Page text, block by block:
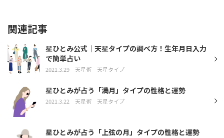
関連記事
星ひとみ公式｜天星タイプの調べ方！生年月日入力
で簡単占い
2021.3.29 天星術 天星タイプ
星ひとみが占う「満月」タイプの性格と運勢
2021.3.22 天星術 天星タイプ
星ひとみが占う「上弦の月」タイプの性格と運勢